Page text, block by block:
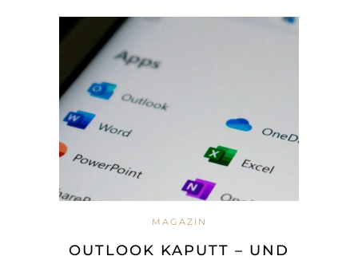
MAGAZIN
OUTLOOK KAPUTT – UND